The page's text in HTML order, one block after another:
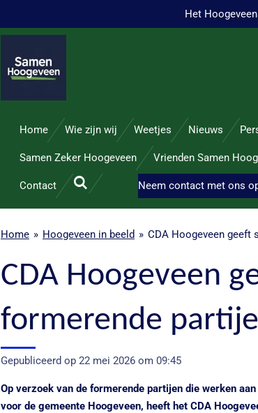
Het
Home Wie zijn wij Weetjes Nieuws
Samen Zeker Hoogeveen Vrienden Samen
Contact Neem contact met ons
Home » Hoogeveen in beeld » CDA Hoogeveen geeft
CDA Hoogeveen
formerende
Gepubliceerd op 22 mei 2026 om 09:45
Op verzoek van de formerende partijen die werken
voor de gemeente Hoogeveen, heeft het CDA